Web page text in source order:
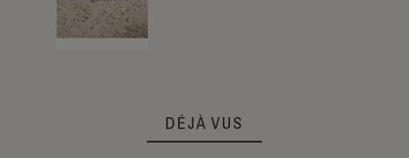
DÉJÀ VUS